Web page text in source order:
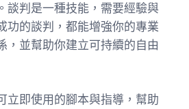
談判是一種技能，需要經驗與
功的談判，都能增強你的專業
，並幫助你建立可持續的自由
立即使用的腳本與指導，幫助